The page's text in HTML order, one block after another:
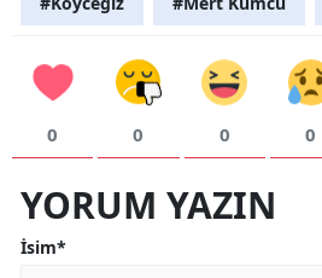
0 0 0 0
YORUM YAZIN
İsim*